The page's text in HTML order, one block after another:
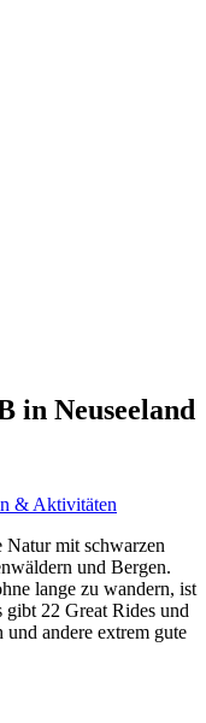
in Neuseeland
& Aktivitäten
Natur mit schwarzen
und Bergen.
lange zu wandern, ist
22 Great Rides und
andere extrem gute